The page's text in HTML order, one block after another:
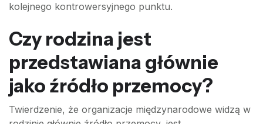
kolejnego kontrowersyjnego punktu.
Czy rodzina jest
przedstawiana głównie
jako źródło przemocy?
Twierdzenie, że organizacje międzynarodowe widzą w